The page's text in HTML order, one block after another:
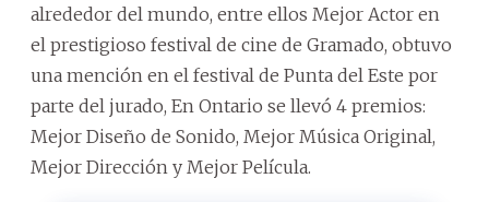
alrededor del mundo, entre ellos Mejor Actor en
el prestigioso festival de cine de Gramado, obtuvo
una mención en el festival de Punta del Este por
parte del jurado, En Ontario se llevó 4 premios:
Mejor Diseño de Sonido, Mejor Música Original,
Mejor Dirección y Mejor Película.